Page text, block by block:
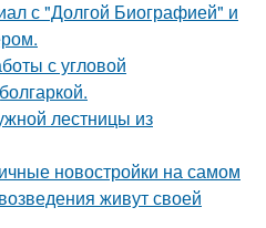
с "Долгой Биографией" и
с угловой
лестницы из
новостройки на самом
живут своей